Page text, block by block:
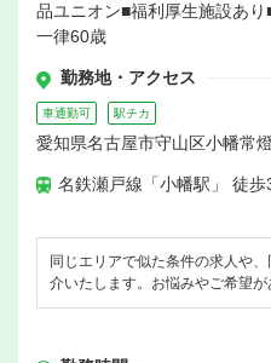
品ユニオン■福利厚生施設あ
一律60歳
勤務地・アクセス
車通勤可 駅チカ
愛知県名古屋市守山区小幡常
名鉄瀬戸線「小幡駅」 徒歩
同じエリアで似た条件の求人や
介いたします。お悩みやご希望